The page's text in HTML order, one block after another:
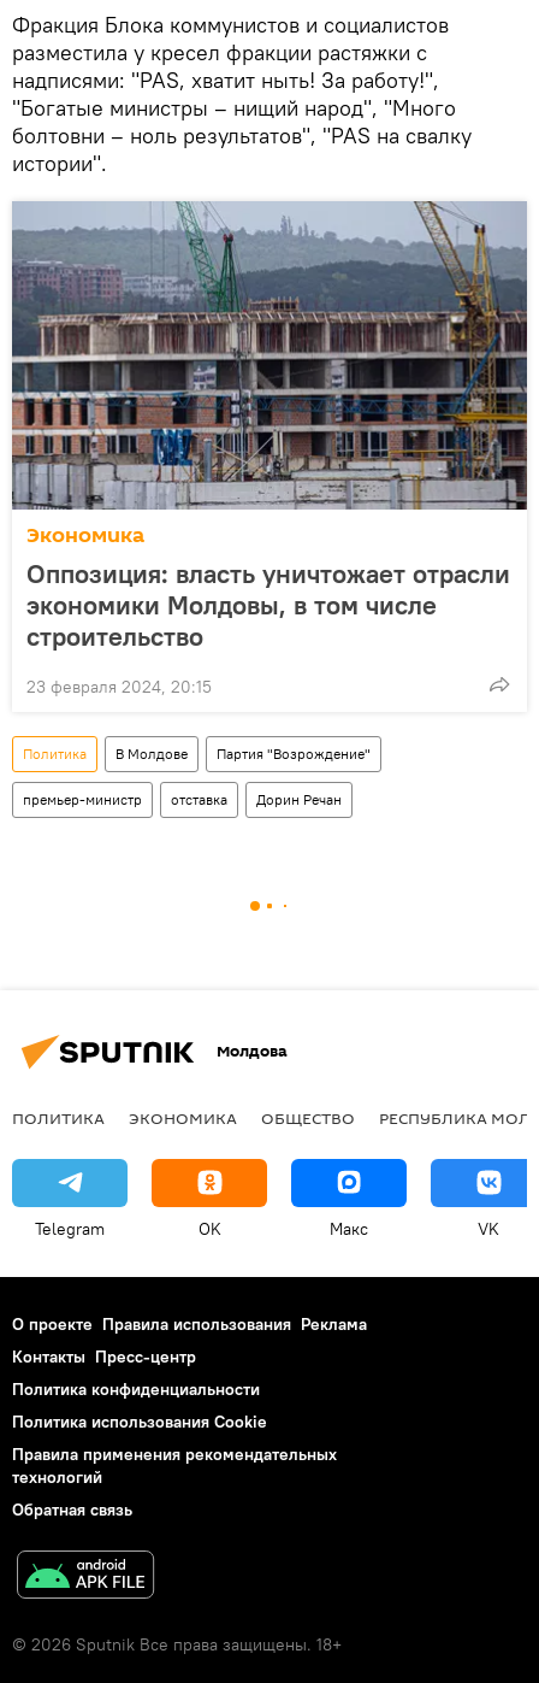
Фракция Блока коммунистов и социалистов
разместила у кресел фракции растяжки с
надписями: "PAS, хватит ныть! За работу!",
"Богатые министры – нищий народ", "Много
болтовни – ноль результатов", "PAS на свалку
истории".
Экономика
Оппозиция: власть уничтожает отрасли
экономики Молдовы, в том числе
строительство
23 февраля 2024, 20:15
Политика В Молдове Партия "Возрождение"
премьер-министр отставка Дорин Речан
Молдова
ПОЛИТИКА ЭКОНОМИКА ОБЩЕСТВО РЕСПУБЛИКА
Telegram OK Макс VK
О проекте Правила использования Реклама
Контакты Пресс-центр
Политика конфиденциальности
Политика использования Cookie
Правила применения рекомендательных
технологий
Обратная связь
© 2026 Sputnik Все права защищены. 18+